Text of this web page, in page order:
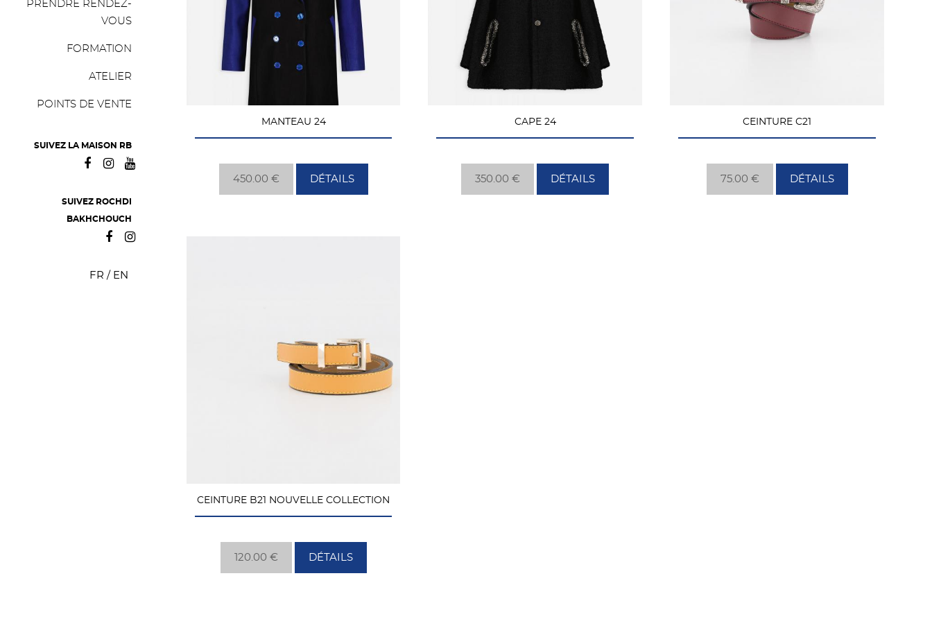
PRENDRE RENDEZ-
VOUS
FORMATION
ATELIER
POINTS DE VENTE
SUIVEZ LA MAISON RB
SUIVEZ ROCHDI
BAKHCHOUCH
FR / EN
MANTEAU 24
450.00 € DÉTAILS
CAPE 24
350.00 € DÉTAILS
CEINTURE C21
75.00 € DÉTAILS
CEINTURE B21 NOUVELLE COLLECTION
120.00 € DÉTAILS